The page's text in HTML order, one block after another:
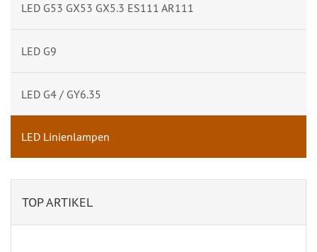
LED G53 GX53 GX5.3 ES111 AR111
LED G9
LED G4 / GY6.35
LED Linienlampen
TOP ARTIKEL